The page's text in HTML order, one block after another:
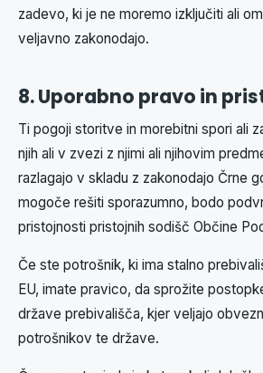
zadevo, ki je ne moremo izključiti ali
veljavno zakonodajo.
8. Uporabno pravo in
Ti pogoji storitve in morebitni spori ali
njih ali v zvezi z njimi ali njihovim
razlagajo v skladu z zakonodajo Črne
mogoče rešiti sporazumno, bodo
pristojnosti pristojnih sodišč Občine
Če ste potrošnik, ki ima stalno
EU, imate pravico, da sprožite
države prebivališča, kjer veljajo
potrošnikov te države.